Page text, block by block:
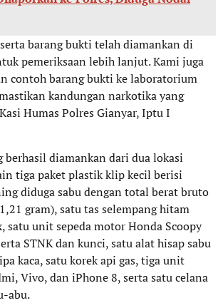
barang bukti telah diamankan di
pemeriksaan lebih lanjut. Kami juga
contoh barang bukti ke laboratorium
kandungan narkotika yang
Humas Polres Gianyar, Iptu I
berhasil diamankan dari dua lokasi
tiga paket plastik klip kecil berisi
diduga sabu dengan total berat bruto
gram), satu tas selempang hitam
satu unit sepeda motor Honda Scoopy
STNK dan kunci, satu alat hisap sabu
kaca, satu korek api gas, tiga unit
Vivo, dan iPhone 8, serta satu celana
abu.